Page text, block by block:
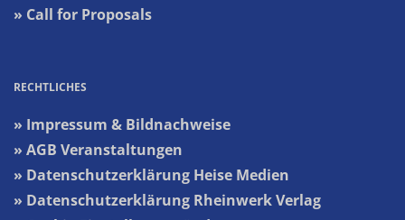
» Call for Proposals
RECHTLICHES
» Impressum & Bildnachweise
» AGB Veranstaltungen
» Datenschutzerklärung Heise Medien
» Datenschutzerklärung Rheinwerk Verlag